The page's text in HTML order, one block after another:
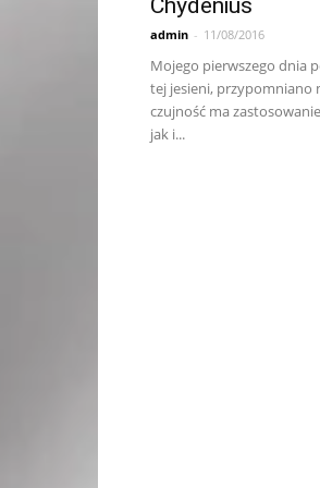
Chydenius
admin - 11/08/2016
Mojego pierwszego dnia
tej jesieni, przypomniano
czujność ma
jak i...